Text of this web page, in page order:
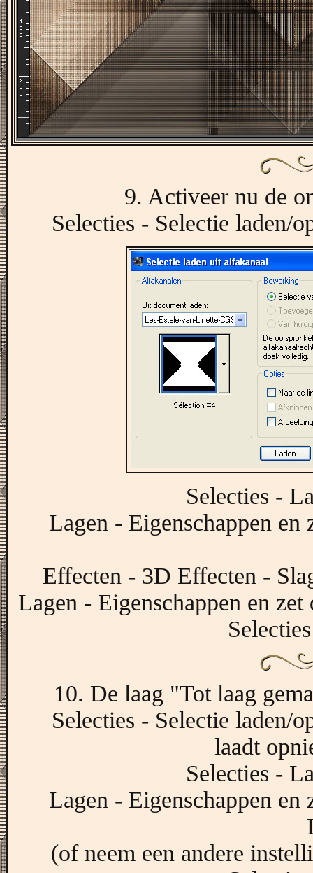
9. Activeer nu de
Selecties - Selectie laden/
Selecties -
Lagen - Eigenschappen en
Effecten - 3D Effecten -
Lagen - Eigenschappen en
10. De laag "Tot laag
Selecties - Selectie laden/
laadt
Selecties -
Lagen - Eigenschappen en
(of neem een andere